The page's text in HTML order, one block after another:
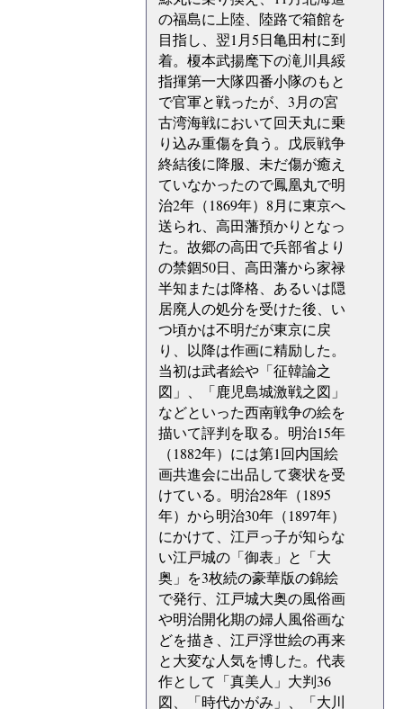
の福島に上陸、陸路で箱館を
目指し、翌1月5日亀田村に到
着。榎本武揚麾下の滝川具綏
指揮第一大隊四番小隊のもと
で官軍と戦ったが、3月の宮
古湾海戦において回天丸に乗
り込み重傷を負う。戊辰戦争
終結後に降服、未だ傷が癒え
ていなかったので鳳凰丸で明
治2年（1869年）8月に東京へ
送られ、高田藩預かりとなっ
た。故郷の高田で兵部省より
の禁錮50日、高田藩から家禄
半知または降格、あるいは隠
居廃人の処分を受けた後、い
つ頃かは不明だが東京に戻
り、以降は作画に精励した。
当初は武者絵や「征韓論之
図」、「鹿児島城激戦之図」
などといった西南戦争の絵を
描いて評判を取る。明治15年
（1882年）には第1回内国絵
画共進会に出品して褒状を受
けている。明治28年（1895
年）から明治30年（1897年）
にかけて、江戸っ子が知らな
い江戸城の「御表」と「大
奥」を3枚続の豪華版の錦絵
で発行、江戸城大奥の風俗画
や明治開化期の婦人風俗画な
どを描き、江戸浮世絵の再来
と大変な人気を博した。代表
作として「真美人」大判36
図、「時代かがみ」、「大川